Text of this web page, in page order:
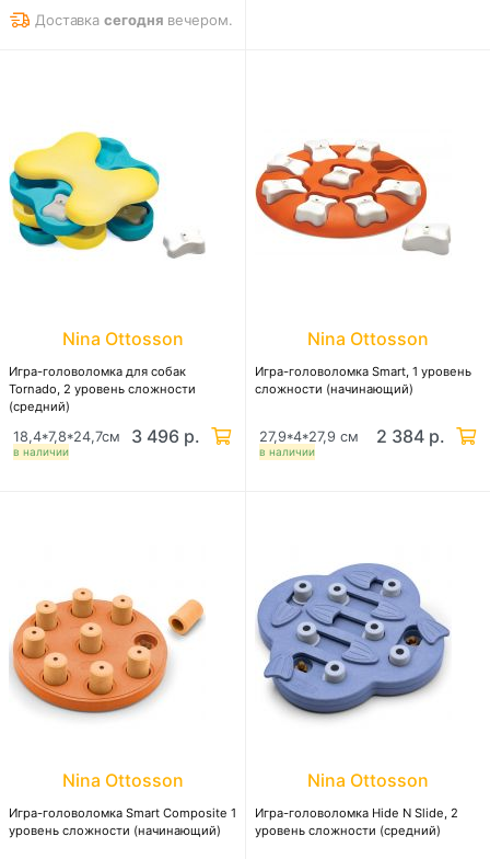
Доставкасегодня вечером.
Nina Ottosson
Игра-головоломка для собак
Tornado, 2 уровень сложности
(средний)
в наличии
18,4*7,8*24,7см 3 496 р.
Nina Ottosson
Игра-головоломка Smart, 1 уровень
сложности (начинающий)
в наличии
27,9*4*27,9 см 2 384 р.
Nina Ottosson
Игра-головоломка Smart Composite 1
уровень сложности (начинающий)
Nina Ottosson
Игра-головоломка Hide N Slide, 2
уровень сложности (средний)